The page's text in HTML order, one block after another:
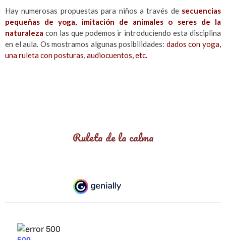
Hay numerosas propuestas para niños a través de secuencias
pequeñas de yoga, imitación de animales o seres de la
naturaleza con las que podemos ir introduciendo esta disciplina
en el aula. Os mostramos algunas posibilidades: dados con yoga,
una ruleta con posturas, audiocuentos, etc.
Ruleta de la calma